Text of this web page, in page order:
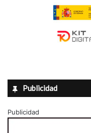
Publicidad
Publicidad